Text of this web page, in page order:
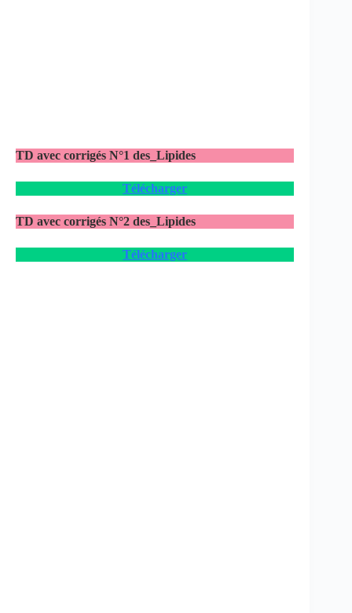
TD avec corrigés N°1 des_Lipides
Télécharger
TD avec corrigés N°2 des_Lipides
Télécharger